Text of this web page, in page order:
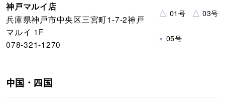
神戸マルイ店
兵庫県神戸市中央区三宮町1-7-2神戸
マルイ 1F
078-321-1270
△ 01号 △ 03号
× 05号
中国・四国